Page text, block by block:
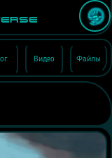
Видео Файлы